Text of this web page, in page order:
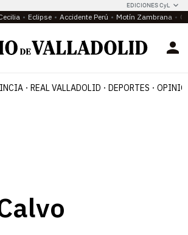
EDICIONES CyL
Eclipse Accidente Perú Motín Zambrana
REAL VALLADOLID DEPORTES